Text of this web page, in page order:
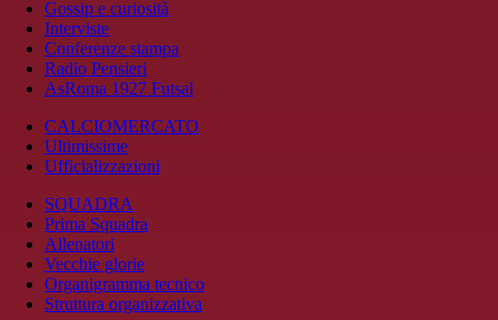
Gossip e curiosità
Interviste
Conferenze stampa
Radio Pensieri
AsRoma 1927 Futsal
CALCIOMERCATO
Ultimissime
Ufficializzazioni
SQUADRA
Prima Squadra
Allenatori
Vecchie glorie
Organigramma tecnico
Struttura organizzativa